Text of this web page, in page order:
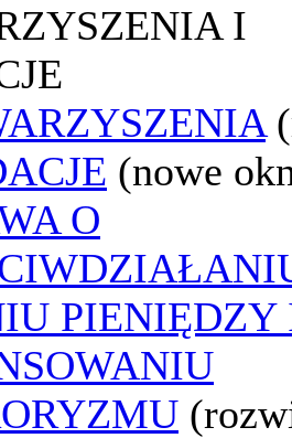
I
(nowe
O
PIENIĘDZY